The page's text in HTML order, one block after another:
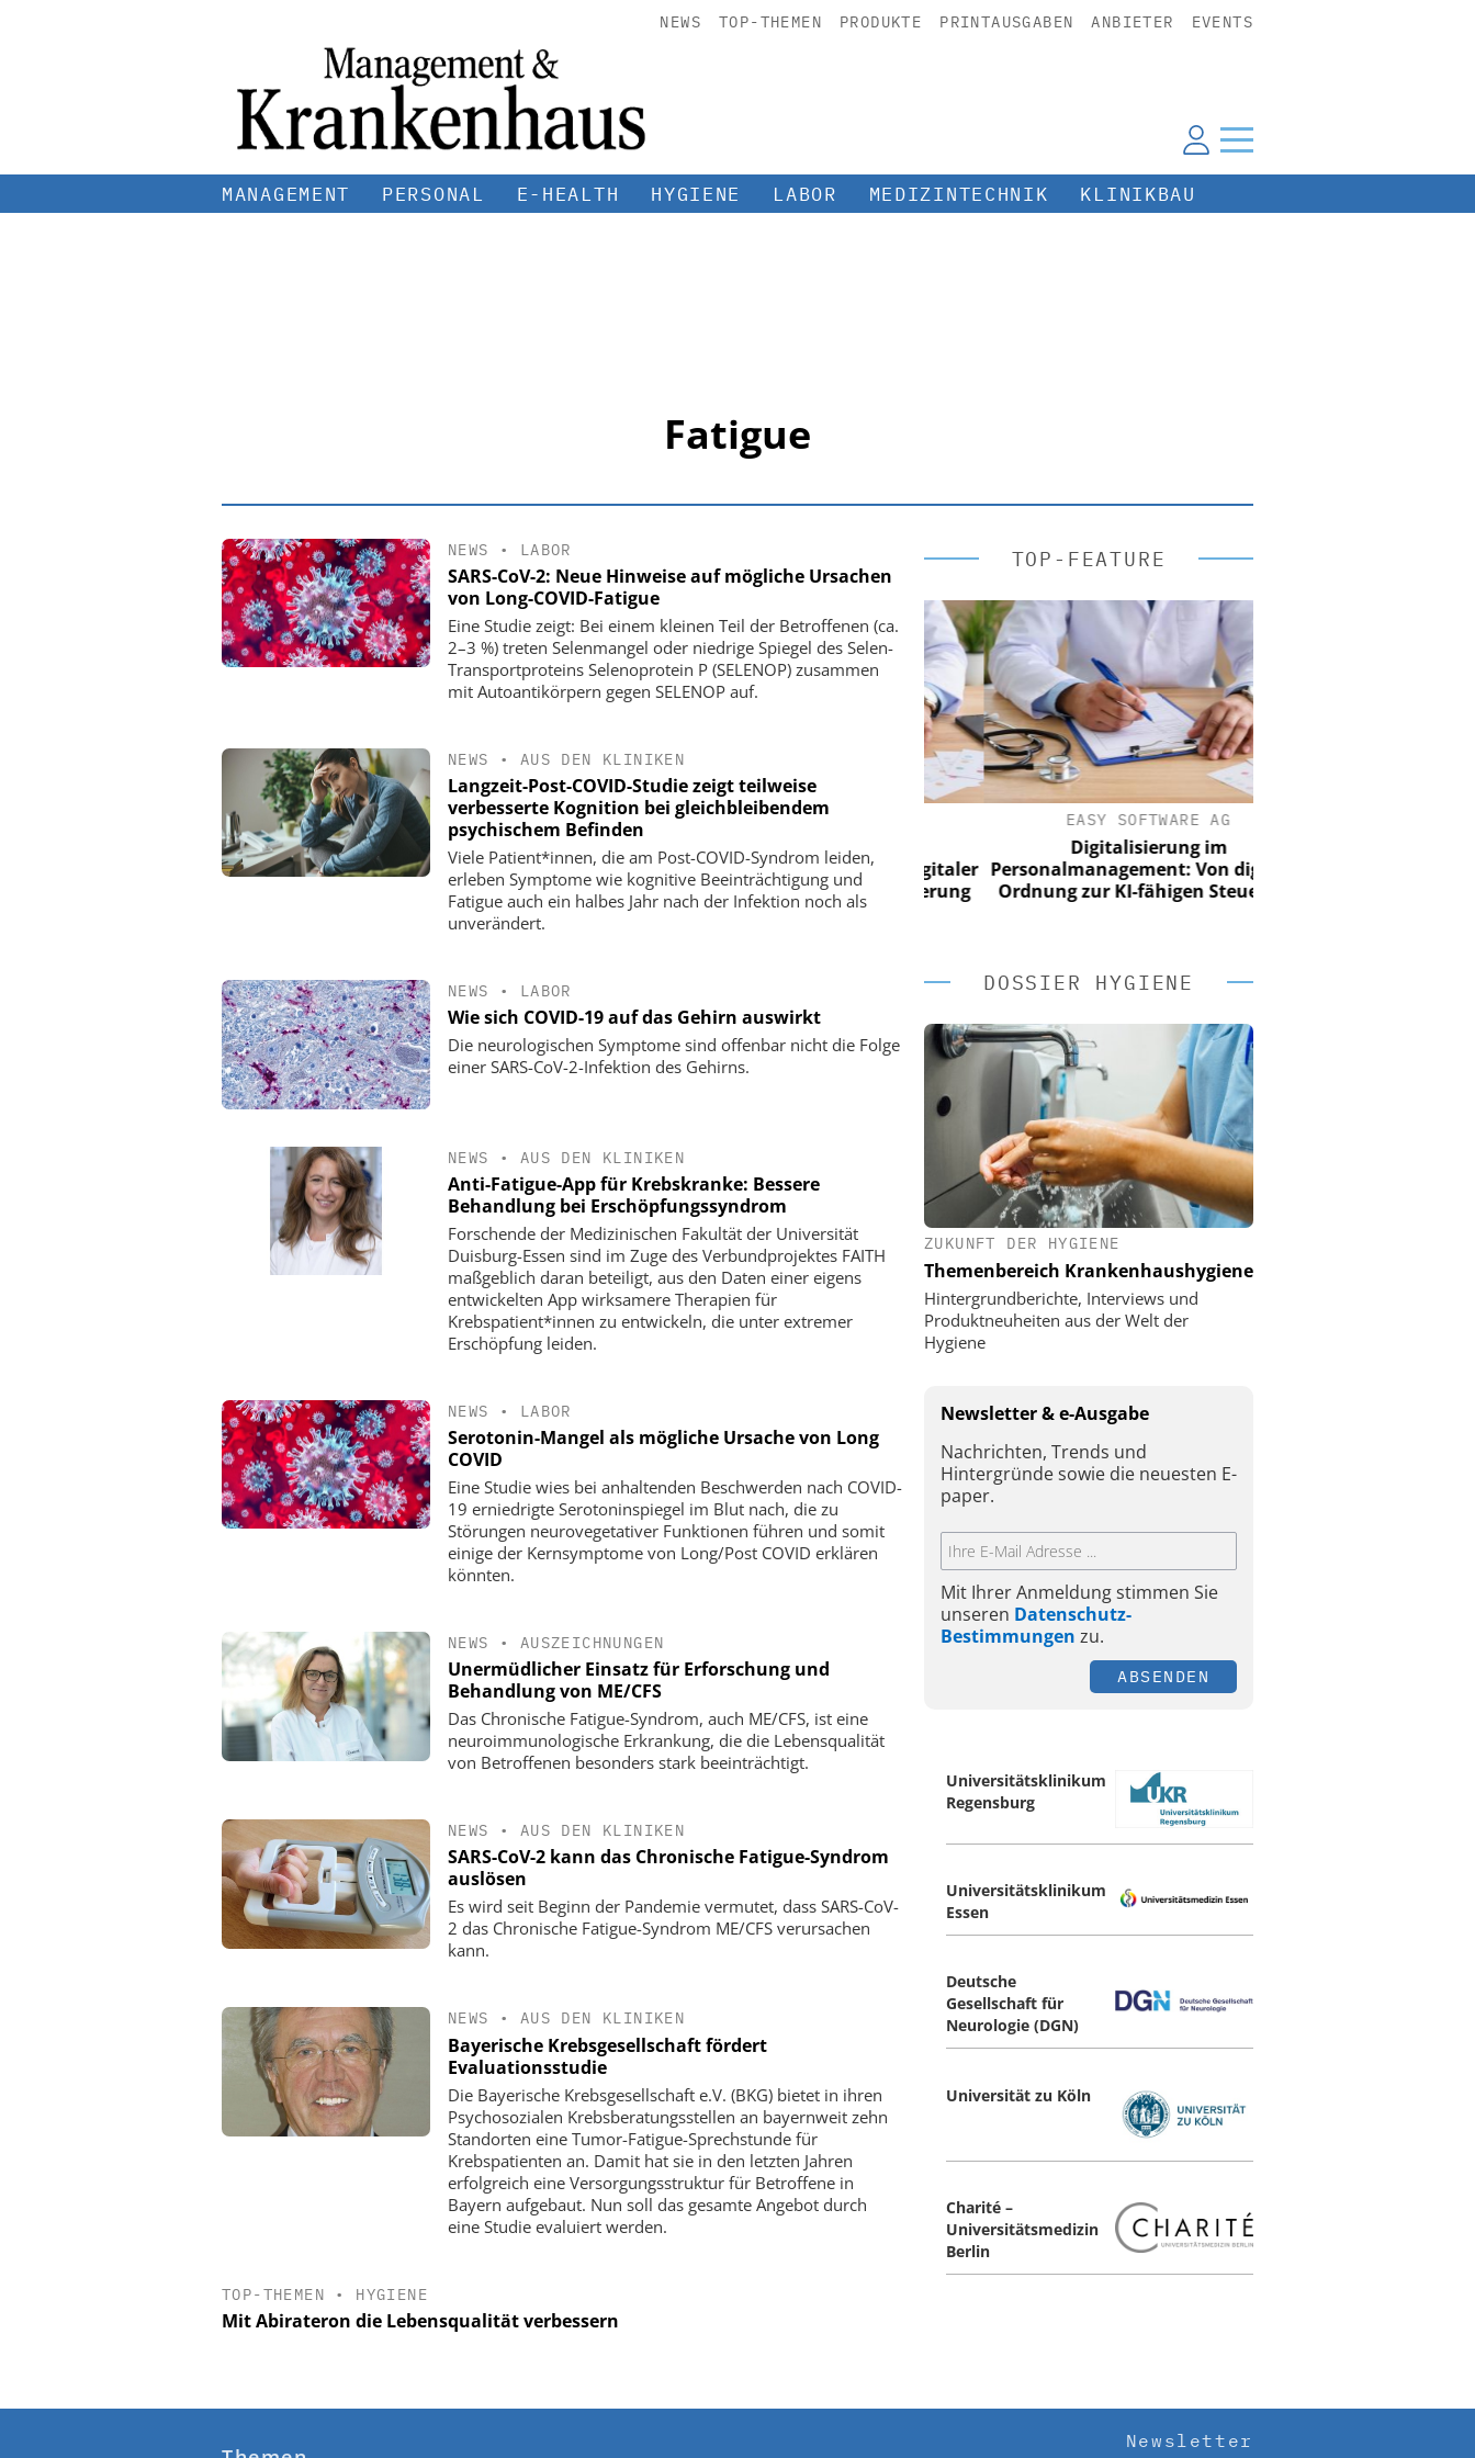
NEWS TOP-THEMEN PRODUKTE PRINTAUSGABEN ANBIETER EVENTS
MANAGEMENT PERSONAL E-HEALTH HYGIENE LABOR MEDIZINTECHNIK KLINIKBAU
Fatigue
NEWS • LABOR
SARS-CoV-2: Neue Hinweise auf mögliche Ursachen
von Long-COVID-Fatigue
Eine Studie zeigt: Bei einem kleinen Teil der Betroffenen (ca.
2–3 %) treten Selenmangel oder niedrige Spiegel des Selen-
Transportproteins Selenoprotein P (SELENOP) zusammen
mit Autoantikörpern gegen SELENOP auf.
NEWS • AUS DEN KLINIKEN
Langzeit-Post-COVID-Studie zeigt teilweise
verbesserte Kognition bei gleichbleibendem
psychischem Befinden
Viele Patient*innen, die am Post-COVID-Syndrom leiden,
erleben Symptome wie kognitive Beeinträchtigung und
Fatigue auch ein halbes Jahr nach der Infektion noch als
unverändert.
NEWS • LABOR
Wie sich COVID-19 auf das Gehirn auswirkt
Die neurologischen Symptome sind offenbar nicht die Folge
einer SARS-CoV-2-Infektion des Gehirns.
NEWS • AUS DEN KLINIKEN
Anti-Fatigue-App für Krebskranke: Bessere
Behandlung bei Erschöpfungssyndrom
Forschende der Medizinischen Fakultät der Universität
Duisburg-Essen sind im Zuge des Verbundprojektes FAITH
maßgeblich daran beteiligt, aus den Daten einer eigens
entwickelten App wirksamere Therapien für
Krebspatient*innen zu entwickeln, die unter extremer
Erschöpfung leiden.
NEWS • LABOR
Serotonin-Mangel als mögliche Ursache von Long
COVID
Eine Studie wies bei anhaltenden Beschwerden nach COVID-
19 erniedrigte Serotoninspiegel im Blut nach, die zu
Störungen neurovegetativer Funktionen führen und somit
einige der Kernsymptome von Long/Post COVID erklären
könnten.
NEWS • AUSZEICHNUNGEN
Unermüdlicher Einsatz für Erforschung und
Behandlung von ME/CFS
Das Chronische Fatigue-Syndrom, auch ME/CFS, ist eine
neuroimmunologische Erkrankung, die die Lebensqualität
von Betroffenen besonders stark beeinträchtigt.
NEWS • AUS DEN KLINIKEN
SARS-CoV-2 kann das Chronische Fatigue-Syndrom
auslösen
Es wird seit Beginn der Pandemie vermutet, dass SARS-CoV-
2 das Chronische Fatigue-Syndrom ME/CFS verursachen
kann.
NEWS • AUS DEN KLINIKEN
Bayerische Krebsgesellschaft fördert
Evaluationsstudie
Die Bayerische Krebsgesellschaft e.V. (BKG) bietet in ihren
Psychosozialen Krebsberatungsstellen an bayernweit zehn
Standorten eine Tumor-Fatigue-Sprechstunde für
Krebspatienten an. Damit hat sie in den letzten Jahren
erfolgreich eine Versorgungsstruktur für Betroffene in
Bayern aufgebaut. Nun soll das gesamte Angebot durch
eine Studie evaluiert werden.
TOP-THEMEN • HYGIENE
Mit Abirateron die Lebensqualität verbessern
TOP-FEATURE
EASY SOFTWARE AG
Digitalisierung im
Personalmanagement: Von digitaler
Ordnung zur KI-fähigen Steuerung
EASY SOFTWARE AG
Digitalisierung im
Personalmanagement: Von digitaler
Ordnung zur KI-fähigen Steuerung
EASY SOFTWARE AG
Digitalisierung im
Personalmanagement: Von digitaler
Ordnung zur KI-fähigen Steuerung
DOSSIER HYGIENE
ZUKUNFT DER HYGIENE
Themenbereich Krankenhaushygiene
Hintergrundberichte, Interviews und
Produktneuheiten aus der Welt der
Hygiene
Newsletter & e-Ausgabe
Nachrichten, Trends und
Hintergründe sowie die neuesten E-
paper.
Mit Ihrer Anmeldung stimmen Sie
unseren Datenschutz-
Bestimmungen zu.
ABSENDEN
Universitätsklinikum
Regensburg
Universitätsklinikum
Essen
Deutsche
Gesellschaft für
Neurologie (DGN)
Universität zu Köln
Charité –
Universitätsmedizin
Berlin
Newsletter